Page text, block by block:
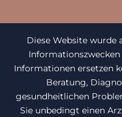
Diese Website wurde
Informationen ersetzen
Beratung,
gesundheitlichen
Sie unbedingt einen